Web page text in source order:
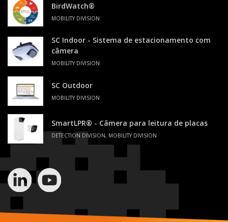
BirdWatch®
MOBILITY DIVISION
SC Indoor - Sistema de estacionamento com
câmera
MOBILITY DIVISION
SC Outdoor
MOBILITY DIVISION
SmartLPR® - Câmera para leitura de placas
DETECTION DIVISION, MOBILITY DIVISION